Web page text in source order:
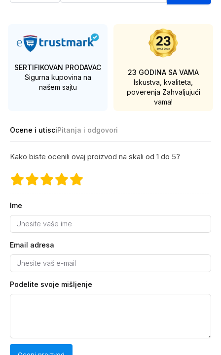
SERTIFIKOVAN PRODAVAC
Sigurna kupovina na
našem sajtu
23 GODINA SA VAMA
Iskustva, kvaliteta,
poverenja Zahvaljujući
vama!
Ocene i utisciPitanja i odgovori
Kako biste ocenili ovaj proizvod na skali od 1 do 5?
Ime
Email adresa
Podelite svoje mišljenje